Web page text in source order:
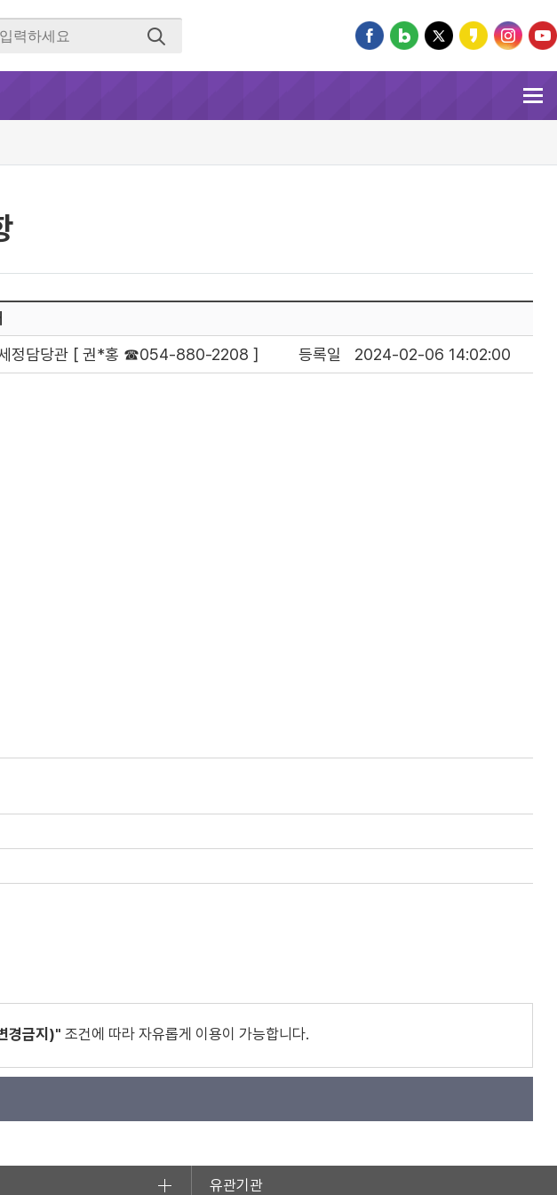
등록일
2024-02-06 14:02:00
정담당관 [ 권*홍 ☎054-880-2208 ]
경금지)" 조건에 따라 자유롭게 이용이 가능합니다.
유관기관